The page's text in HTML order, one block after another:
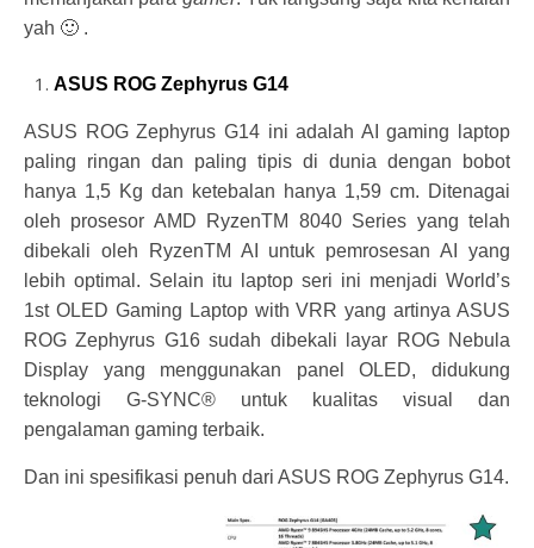
yah 🙂 .
ASUS ROG Zephyrus G14
ASUS ROG Zephyrus G14 ini adalah AI gaming laptop
paling ringan dan paling tipis di dunia dengan bobot
hanya 1,5 Kg dan ketebalan hanya 1,59 cm. Ditenagai
oleh prosesor AMD RyzenTM 8040 Series yang telah
dibekali oleh RyzenTM AI untuk pemrosesan AI yang
lebih optimal. Selain itu laptop seri ini menjadi World’s
1st OLED Gaming Laptop with VRR yang artinya ASUS
ROG Zephyrus G16 sudah dibekali layar ROG Nebula
Display yang menggunakan panel OLED, didukung
teknologi G-SYNC® untuk kualitas visual dan
pengalaman gaming terbaik.
Dan ini spesifikasi penuh dari ASUS ROG Zephyrus G14.